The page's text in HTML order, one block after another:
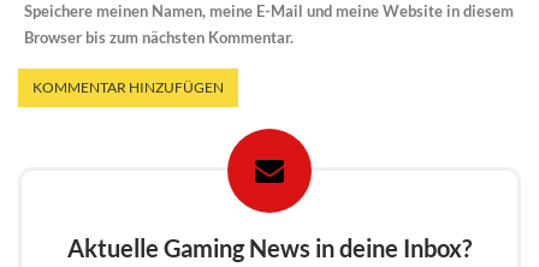
Speichere meinen Namen, meine E-Mail und meine Website in diesem
Browser bis zum nächsten Kommentar.
Aktuelle Gaming News in deine Inbox?